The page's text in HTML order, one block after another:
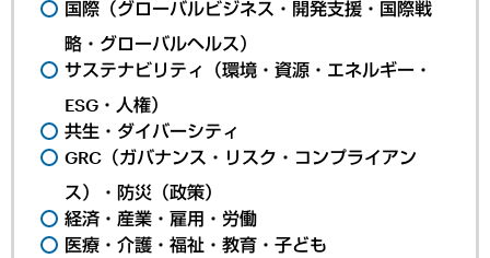
国際（グローバルビジネス・開発支援・国際戦
略・グローバルヘルス）
サステナビリティ（環境・資源・エネルギー・
ESG・人権）
共生・ダイバーシティ
GRC（ガバナンス・リスク・コンプライアン
ス）・防災（政策）
経済・産業・雇用・労働
医療・介護・福祉・教育・子ども